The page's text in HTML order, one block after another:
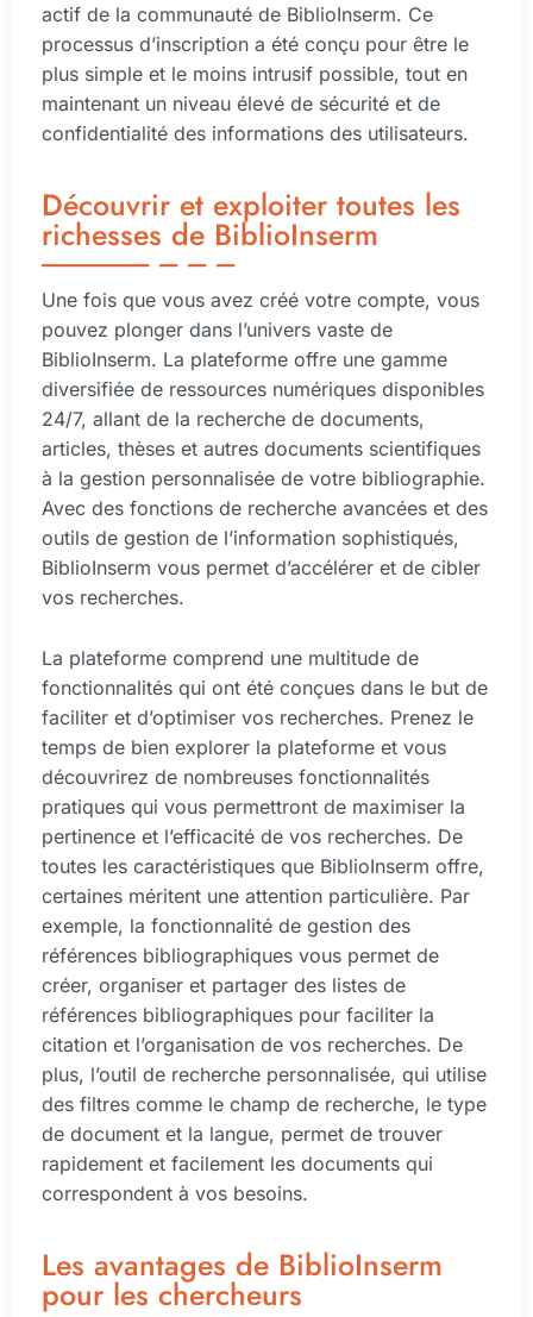
actif de la communauté de BiblioInserm. Ce
processus d’inscription a été conçu pour être le
plus simple et le moins intrusif possible, tout en
maintenant un niveau élevé de sécurité et de
confidentialité des informations des utilisateurs.
Découvrir et exploiter toutes les
richesses de BiblioInserm
Une fois que vous avez créé votre compte, vous
pouvez plonger dans l’univers vaste de
BiblioInserm. La plateforme offre une gamme
diversifiée de ressources numériques disponibles
24/7, allant de la recherche de documents,
articles, thèses et autres documents scientifiques
à la gestion personnalisée de votre bibliographie.
Avec des fonctions de recherche avancées et des
outils de gestion de l’information sophistiqués,
BiblioInserm vous permet d’accélérer et de cibler
vos recherches.
La plateforme comprend une multitude de
fonctionnalités qui ont été conçues dans le but de
faciliter et d’optimiser vos recherches. Prenez le
temps de bien explorer la plateforme et vous
découvrirez de nombreuses fonctionnalités
pratiques qui vous permettront de maximiser la
pertinence et l’efficacité de vos recherches. De
toutes les caractéristiques que BiblioInserm offre,
certaines méritent une attention particulière. Par
exemple, la fonctionnalité de gestion des
références bibliographiques vous permet de
créer, organiser et partager des listes de
références bibliographiques pour faciliter la
citation et l’organisation de vos recherches. De
plus, l’outil de recherche personnalisée, qui utilise
des filtres comme le champ de recherche, le type
de document et la langue, permet de trouver
rapidement et facilement les documents qui
correspondent à vos besoins.
Les avantages de BiblioInserm
pour les chercheurs